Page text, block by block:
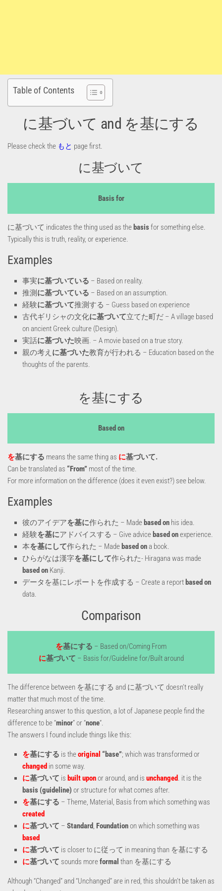
Table of Contents
に基づいて and を基にする
Please check the もと page first.
に基づいて
Basis for
に基づいて indicates the thing used as the basisfor something else.
Typically this is truth, reality, or experience.
Examples
事実に基づいている – Based on reality.
推測 に基づいている – Based on an assumption.
経験に基づいて推測する – Guess based on experience
古代ギリシャの文化に基づいて立てた町だ – A village based
on ancient Greek culture (Design).
実話に基づいた映画. – A movie based on a true story.
親の考え に基づいた教育が行われる – Education based on the
thoughts of the parents.
を基にする
Based on
を基にする means the same thing as に基づいて.
Can be translated as “From” most of the time.
For more information on the difference (does it even exist?) see below.
Examples
彼のアイデアを基に作られた – Made based on his idea.
経験を基にアドバイスする – Give advice based onexperience.
本を基にして作られた – Made based ona book.
ひらがなは漢字を基にして作られた- Hiragana was made
based on Kanji.
データを基にレポートを作成する – Create a report based on
data.
Comparison
を基にする – Based on/Coming From
に基づいて – Basis for/Guideline for/Built around
The difference between を基にする and に基づいて doesn’t really
matter that much most of the time.
Researching answer to this question, a lot of Japanese people find the
difference to be “minor” or “none“.
The answers I found include things like this:
を基にする is theoriginal “base”; which was transformed or
changed in some way.
に基づいて is built uponor around, and is unchanged . it is the
basis (guideline) or structure for what comes after.
を基にする – Theme, Material, Basis from which something was
created
に基づいて – Standard Foundationon which something was
based
に基づいて is closer to に従って in meaning than を基にする
に基づいて sounds moreformal than を基にする
Although “Changed” and “Unchanged” are in red, this shouldn’t be taken as